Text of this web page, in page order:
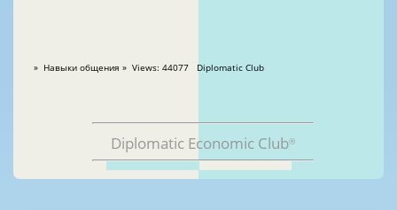
» Навыки общения » Views: 44077 Diplomatic Club
Diplomatic Economic Club®